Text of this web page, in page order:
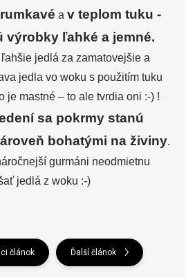
a v teplom tuku -
výrobky ľahké a jemné.
jedlá za zamatovejšie a
jedla vo woku s použitím tuku
je mastné – to ale tvrdia oni :-) !
sa pokrmy stanú
bohatými na živiny.
gurmáni neodmietnu
jedlá z woku :-)
článok Ďalší článok